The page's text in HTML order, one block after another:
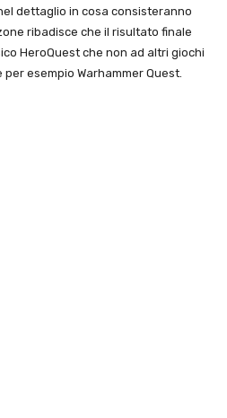
dettaglio in cosa consisteranno
ribadisce che il risultato finale
HeroQuest che non ad altri giochi
esempio Warhammer Quest.